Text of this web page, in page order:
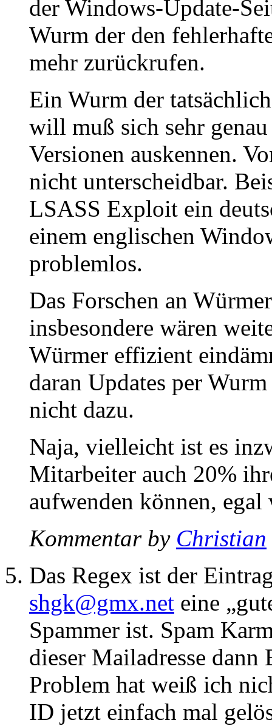
der Windows-Update-
Wurm der den
mehr zurückrufen.
Ein Wurm der
will muß sich sehr
Versionen auskennen.
nicht unterscheidbar.
LSASS Exploit ein
einem englischen
problemlos.
Das Forschen an
insbesondere wären
Würmer effizient
daran Updates per
nicht dazu.
Naja, vielleicht ist es
Mitarbeiter auch 20%
aufwenden können,
Kommentar by Christian
Das Regex ist der
shgk@gmx.net eine
Spammer ist. Spam
dieser Mailadresse dann
Problem hat weiß ich
ID jetzt einfach mal